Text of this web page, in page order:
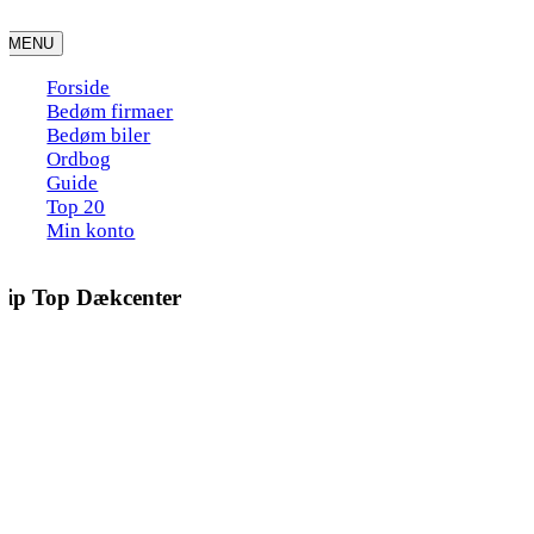
to
content
MENU
Forside
Bedøm firmaer
Bedøm biler
Ordbog
Guide
Top 20
Min konto
Top Dækcenter